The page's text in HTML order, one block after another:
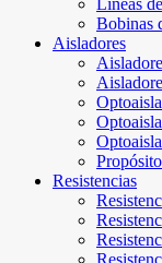
Líneas
Bobinas
Aisladores
Resistencias